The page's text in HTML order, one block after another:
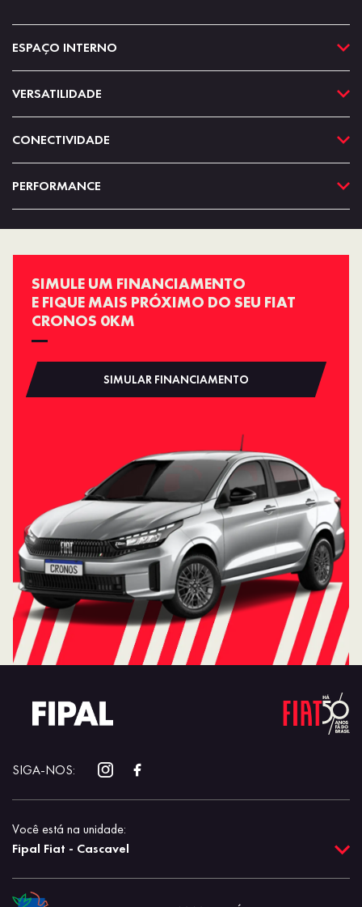
ESPAÇO INTERNO
VERSATILIDADE
CONECTIVIDADE
PERFORMANCE
SIMULE UM FINANCIAMENTO
E FIQUE MAIS PRÓXIMO DO SEU FIAT
CRONOS 0KM
SIMULAR FINANCIAMENTO
SIGA-NOS:
Você está na unidade:
Fipal Fiat - Cascavel